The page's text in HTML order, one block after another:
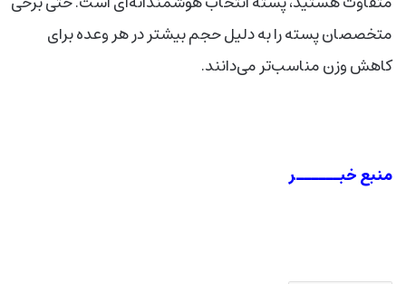
متخصصان پسته را به دلیل حجم بیشتر در هر وعده برای
کاهش وزن مناسب‌تر می‌دانند.
منبع خبــــــر